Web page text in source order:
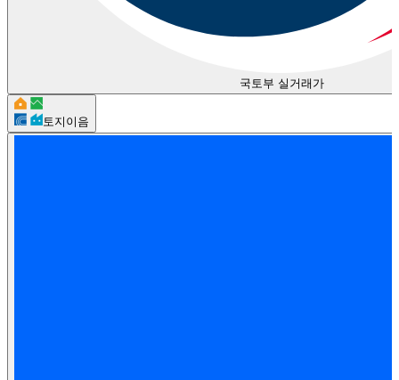
국토부 실거래가
토지이음